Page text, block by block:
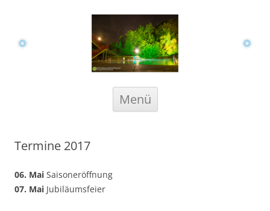
Waldfreibad Anröchte
Menü
Zum
Termine 2017
06. Mai Saisoneröffnung
07. Mai Jubiläumsfeier